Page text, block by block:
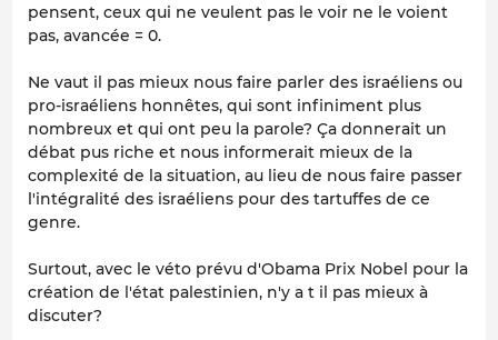
pensent, ceux qui ne veulent pas le voir ne le voient
pas, avancée = 0.
Ne vaut il pas mieux nous faire parler des israéliens ou
pro-israéliens honnêtes, qui sont infiniment plus
nombreux et qui ont peu la parole? Ça donnerait un
débat pus riche et nous informerait mieux de la
complexité de la situation, au lieu de nous faire passer
l'intégralité des israéliens pour des tartuffes de ce
genre.
Surtout, avec le véto prévu d'Obama Prix Nobel pour la
création de l'état palestinien, n'y a t il pas mieux à
discuter?